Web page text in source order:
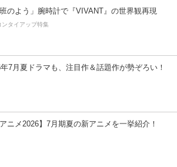
班のよう」腕時計で『VIVANT』の世界観再現
ンタイアップ特集
7月夏ドラマも、注目作＆話題作が勢ぞろい！
アニメ2026】7月期夏の新アニメを一挙紹介！